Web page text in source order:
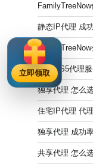
静态IP代理 成
SOCKS5代理
独享代理 怎么
住宅IP代理 代
独享代理 成功
共享代理 怎么
立即领取